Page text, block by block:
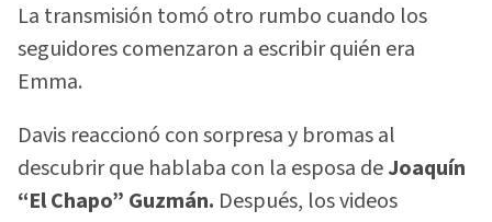
La transmisión tomó otro rumbo cuando los
seguidores comenzaron a escribir quién era
Emma.
Davis reaccionó con sorpresa y bromas al
descubrir que hablaba con la esposa deJoaquín
“El Chapo” Guzmán. Después, los videos